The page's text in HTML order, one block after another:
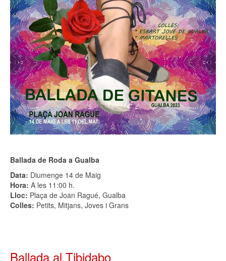
Ballada de Roda a Gualba
Data: Diumenge 14 de Maig
Hora: A les 11:00 h.
Lloc: Plaça de Joan Ragué, Gualba
Colles: Petits, Mitjans, Joves i Grans
Ballada al Tibidabo